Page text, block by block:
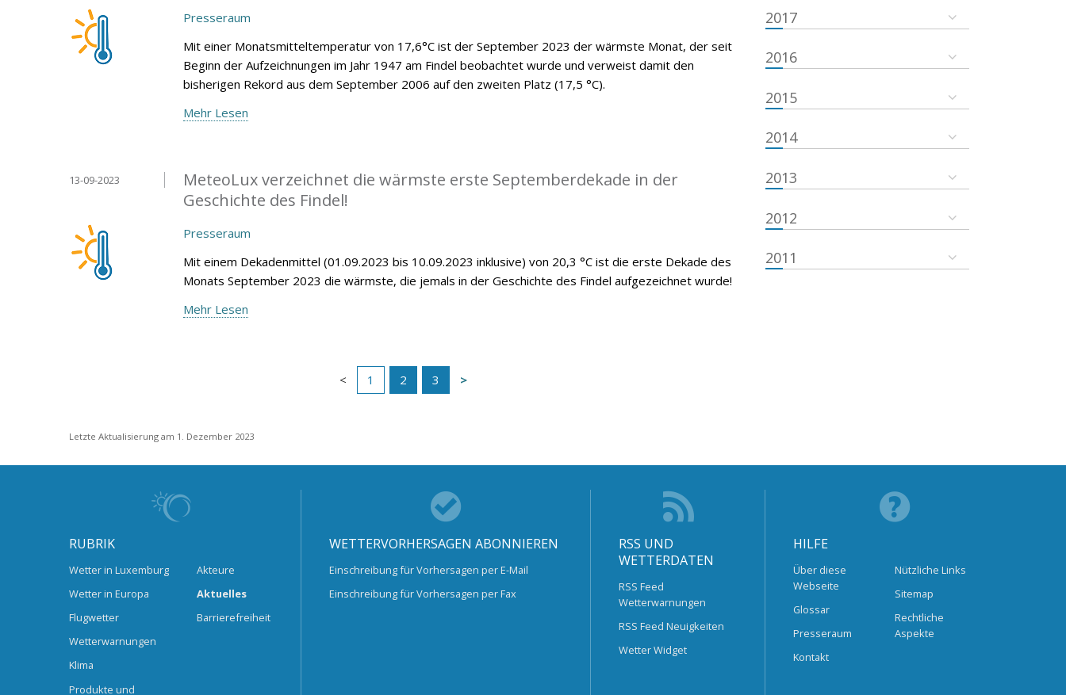
Presseraum
Mit einer Monatsmitteltemperatur von 17,6°C ist der September 2023 der wärmste Monat, der seit
Beginn der Aufzeichnungen im Jahr 1947 am Findel beobachtet wurde und verweist damit den
bisherigen Rekord aus dem September 2006 auf den zweiten Platz (17,5 °C).
Mehr Lesen
MeteoLux verzeichnet die wärmste erste Septemberdekade in der
Geschichte des Findel!
13-09-2023
Presseraum
Mit einem Dekadenmittel (01.09.2023 bis 10.09.2023 inklusive) von 20,3 °C ist die erste Dekade des
Monats September 2023 die wärmste, die jemals in der Geschichte des Findel aufgezeichnet wurde!
Mehr Lesen
1 2 3
2017
2016
2015
2014
2013
2012
2011
Letzte Aktualisierung am 1. Dezember 2023
RUBRIK
Wetter in Luxemburg
Wetter in Europa
Flugwetter
Wetterwarnungen
Klima
Produkte und
Akteure
Aktuelles
Barrierefreiheit
WETTERVORHERSAGEN ABONNIEREN
Einschreibung für Vorhersagen per E-Mail
Einschreibung für Vorhersagen per Fax
RSS UND
WETTERDATEN
RSS Feed
Wetterwarnungen
RSS Feed Neuigkeiten
Wetter Widget
HILFE
Über diese
Webseite
Glossar
Presseraum
Kontakt
Nützliche Links
Sitemap
Rechtliche
Aspekte